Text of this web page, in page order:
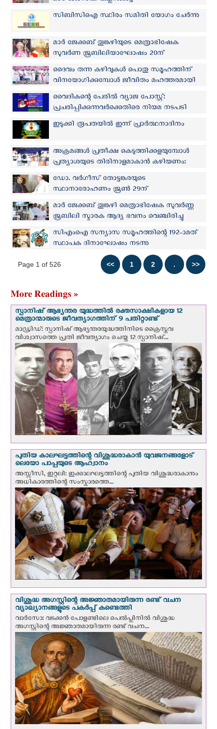
സിബിസിഐ സ്ഥിരം സമിതി യോഗം ചേർന്നു
മാർ ജേക്കബ് തൂങ്കുഴിയുടെ മെത്രാഭിഷേക
സുവർണ ജൂബിലിയാഘോഷം 20ന്
ദൈവം തന്ന കഴിവുകൾ പൊതു സമൂഹത്തിന്
വിനയോഗിക്കുമ്പോൾ ജീവിതം മഹത്തരമായി
മാറും: മാർ ജോസഫ് പെരുന്തോട്ടം
വൈദികന്റെ പേരിൽ വ്യാജ പോസ്റ്റ്:
പ്രചരിപ്പിക്കുന്നവർക്കെതിരെ നിയമ നടപടി
ഇടുക്കി രൂപതയില്‍ ഇന്ന് പ്രാർത്ഥനാദിനം
അക്രമങ്ങള്‍ പ്രതീക്ഷ കെടുത്തിക്കളയുമ്പോൾ
പ്രത്യാശയുടെ തിരിനാളമാകാൻ കഴിയണം:
കർദ്ദിനാൾ ക്ലീമിസ് ബാവ
ഡോ. വർഗീസ് തോട്ടങ്കരയുടെ
സ്ഥാനാരോഹണം ജൂൺ 29ന്
മാർ ജേക്കബ് തൂങ്കുഴി മെത്രാഭിഷേക സുവർണ്ണ
ജൂബിലി സ്മാരക ആദ്യ ഭവനം വെഞ്ചിരിച്ചു
സിഎംഐ സന്യാസ സമൂഹത്തിന്റെ 192-ാമത്
സ്ഥാപക ദിനാഘോഷം നടന്നു
Page 1 of 526
More Readings »
സ്പാനിഷ് ആഭ്യന്തര യുദ്ധത്തില്‍ രക്തസാക്ഷികളായ 12
മെത്രാന്മാരുടെ ജീവത്യാഗത്തിന് 9 പതിറ്റാണ്ട്
മാഡ്രിഡ്: സ്പാനിഷ് ആഭ്യന്തരയുദ്ധത്തിനിടെ ക്രൈസ്തവ
വിശ്വാസത്തെ പ്രതി ജീവത്യാഗം ചെയ്ത 12 സ്പാനിഷ്...
പുതിയ കാലഘട്ടത്തിന്റെ വിശുദ്ധരാകാന്‍ യുവജനങ്ങളോട്
ലെയോ പാപ്പയുടെ ആഹ്വാനം
അസ്സീസി, ഇറ്റലി: ഇക്കാലഘട്ടത്തിന്റെ പുതിയ വിശുദ്ധരാകാനും
അധികാരത്തിന്റെ സംസ്കാരത്തെ...
വിശുദ്ധ അഗസ്റ്റിന്റെ അജ്ഞാതമായിരുന്ന രണ്ട് വചന
വ്യാഖ്യാനങ്ങളുടെ പകര്‍പ്പ് കണ്ടെത്തി
വാര്‍സോ: വടക്കൻ പോളണ്ടിലെ പെൽപ്ലിനില്‍ വിശുദ്ധ
അഗസ്റ്റിന്റെ അജ്ഞാതമായിരുന്ന രണ്ട് വചന...